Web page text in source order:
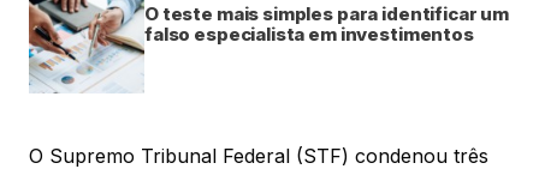
O teste mais simples para identificar um
falso especialista em investimentos
O Supremo Tribunal Federal (STF) condenou três